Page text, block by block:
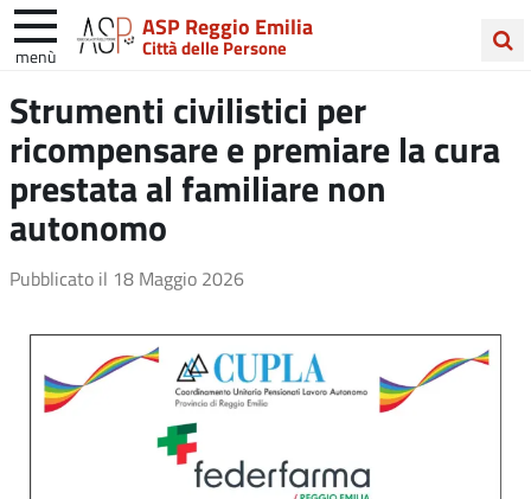
ASP Reggio Emilia
Città delle Persone
menù
nel
sito
Strumenti civilistici per
ricompensare e premiare la cura
prestata al familiare non
autonomo
Pubblicato il 18 Maggio 2026